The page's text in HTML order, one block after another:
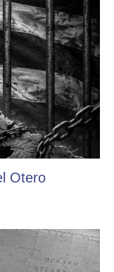
Otero